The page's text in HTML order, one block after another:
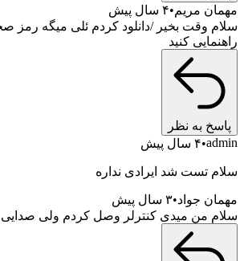
مریم ۴ سال پیش
وقت بخیر /دانلود کردم ئلی میگه رمز صحیح
کنید
به نظر
۴ سال پیش
تست شد ایرادی نداره
جواد
۳ سال پیش
من میدی کنترلر وصل کردم ولی صدایی نمیده